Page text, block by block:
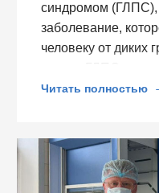
синдромом (ГЛПС),
заболевание,
человеку от диких
Читать полностью